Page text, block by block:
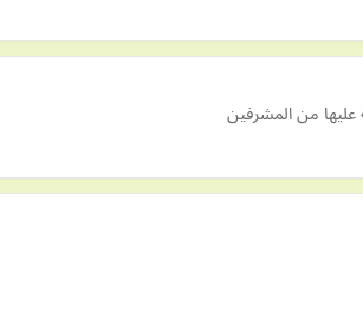
عليها من المشرفين